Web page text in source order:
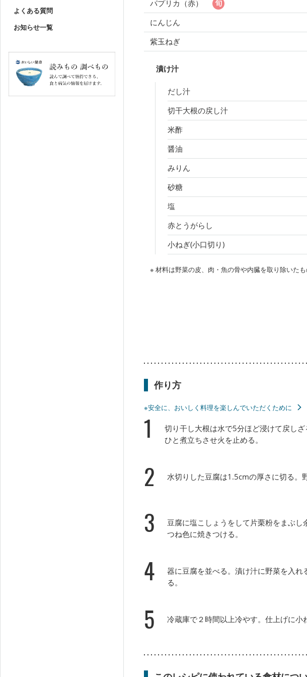
よくある質問
お知らせ一覧
パプリカ（赤）
にんじん
紫玉ねぎ
漬け汁
だし汁
切干大根の戻し汁
米酢
醤油
みりん
砂糖
塩
赤とうがらし
小ねぎ(小口切り)
※ 材料は野菜の皮、肉・魚の骨や内臓を取り除いた
作り方
※安全に、おいしく料理を楽しんでいただくために
1
切り干し大根は水で5分ほど浸けて戻し
ひと煮立ちさせ火を止める。
2 水切りした豆腐は1.5cmの厚さに切る。
3
豆腐に塩こしょうをして片栗粉をまぶ
つね色に焼きつける。
4
器に豆腐を並べる。漬け汁に野菜を入
る。
5 冷蔵庫で２時間以上冷やす。仕上げに小